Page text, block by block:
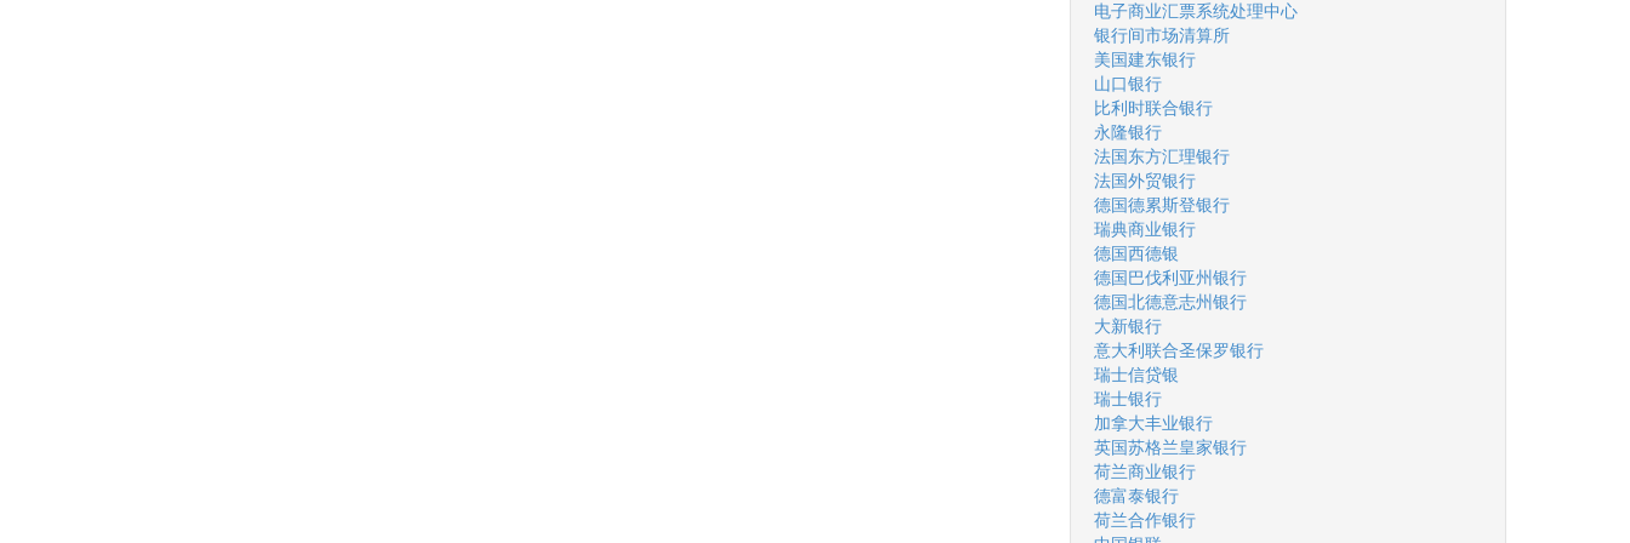
电子商业汇票系统处理中心
银行间市场清算所
美国建东银行
山口银行
比利时联合银行
永隆银行
法国东方汇理银行
法国外贸银行
德国德累斯登银行
瑞典商业银行
德国西德银
德国巴伐利亚州银行
德国北德意志州银行
大新银行
意大利联合圣保罗银行
瑞士信贷银
瑞士银行
加拿大丰业银行
英国苏格兰皇家银行
荷兰商业银行
德富泰银行
荷兰合作银行